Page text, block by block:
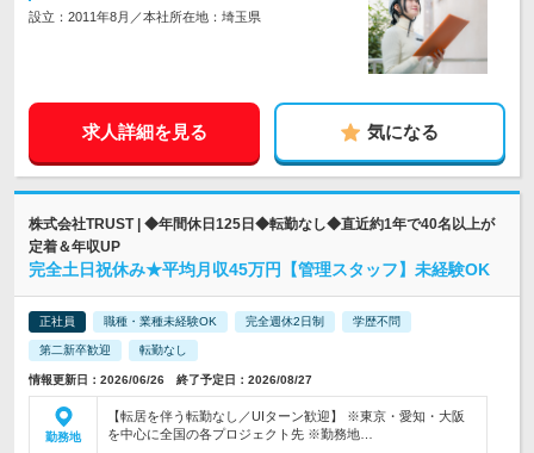
設立：2011年8月／本社所在地：埼玉県
求人詳細を見る 気になる
株式会社TRUST | ◆年間休日125日◆転勤なし◆直近約1年で40名以上が
定着＆年収UP
完全土日祝休み★平均月収45万円【管理スタッフ】未経験OK
正社員 職種・業種未経験OK 完全週休2日制 学歴不問
第二新卒歓迎 転勤なし
情報更新日：2026/06/26 終了予定日：2026/08/27
勤務地
【転居を伴う転勤なし／UIターン歓迎】 ※東京・愛知・大阪
を中心に全国の各プロジェクト先 ※勤務地…